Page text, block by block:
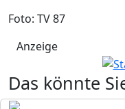
Foto: TV 87
Anzeige
Das könnte